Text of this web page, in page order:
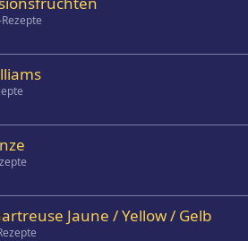
Jaune / Yellow / Gelb